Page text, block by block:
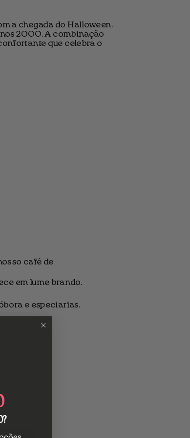
a chegada do Halloween.
2000. A combinação
que celebra o
café de
em lume brando.
e especiarias.